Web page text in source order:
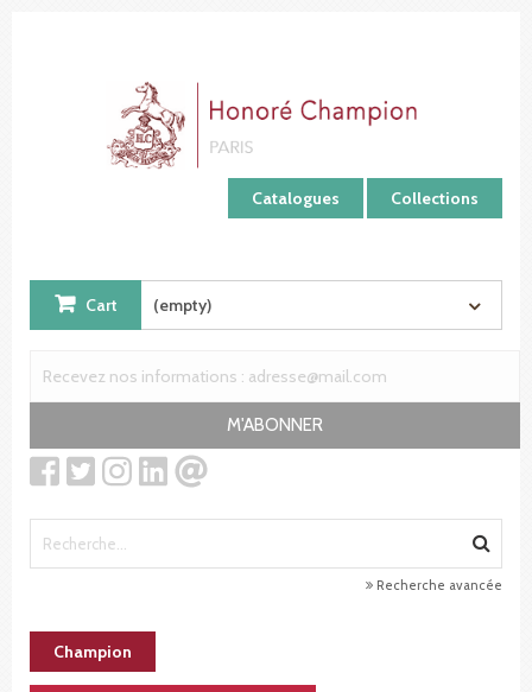
Catalogues Collections
Cart (empty)
M'ABONNER
Recherche avancée
Champion